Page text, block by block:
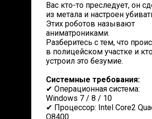
Вас кто-то преследует, он
из метала и настроен
Этих роботов называют
аниматрониками.
Разберитесь с тем, что
в полицейском участке и
устроил это безумие.
Системные требования:
✔ Операционная система:
Windows 7 / 8 / 10
✔ Процессор: Intel Core2
Q8400